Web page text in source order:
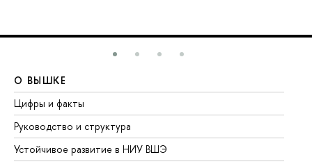
О ВЫШКЕ
Цифры и факты
Руководство и структура
Устойчивое развитие в НИУ ВШЭ